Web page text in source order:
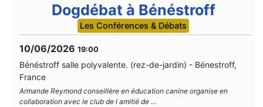
Dogdébat à Bénéstroff
Les Conférences & Débats
10/06/2026 19:00
Bénéstroff salle polyvalente. (rez-de-jardin) - Bénestroff,
France
Armande Reymond conseillère en éducation canine organise en
collaboration avec le club de l amitié de ...